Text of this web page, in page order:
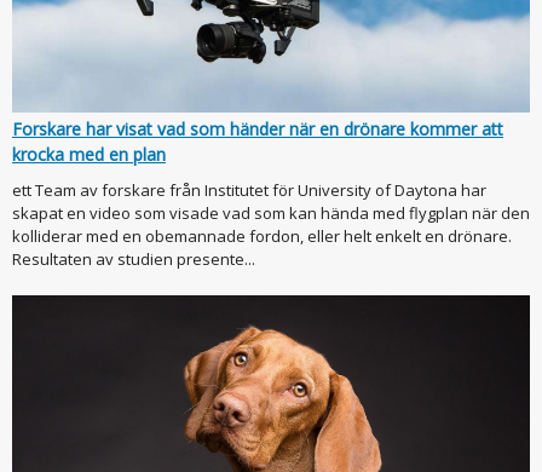
Forskare har visat vad som händer när en drönare kommer att
krocka med en plan
ett Team av forskare från Institutet för University of Daytona har
skapat en video som visade vad som kan hända med flygplan när den
kolliderar med en obemannade fordon, eller helt enkelt en drönare.
Resultaten av studien presente...